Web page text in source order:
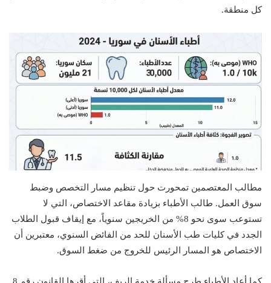
كل منطقة.
مطالب المعتصمين تمحورت حول تنظيم مسار التخصص وضبط
سوق العمل. طالب الأطباء بزيادة مقاعد الاختصاص، التي لا
تستوعب سوى نحو 8% من الخريجين سنوياً، مع إيقاف قبول الطلاب
الجدد في كليات طب الأسنان للحد من الفائض السنوي، معتبرين أن
الاختصاص هو المسار الرئيس للخروج من ضغط السوق.